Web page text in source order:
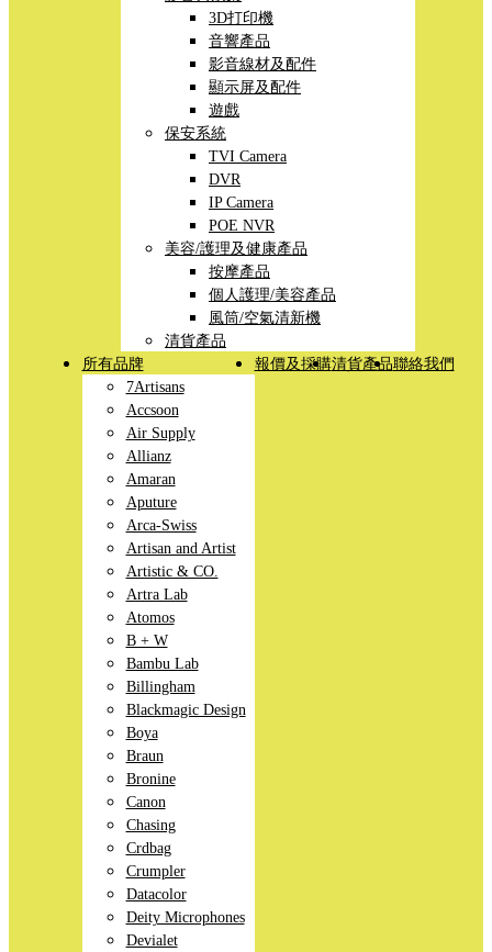
3D打印機
音響產品
影音線材及配件
顯示屏及配件
遊戲
保安系統
TVI Camera
DVR
IP Camera
POE NVR
美容/護理及健康產品
按摩產品
個人護理/美容產品
風筒/空氣清新機
清貨產品
所有品牌
7Artisans
Accsoon
Air Supply
Allianz
Amaran
Aputure
Arca-Swiss
Artisan and Artist
Artistic & CO.
Artra Lab
Atomos
B + W
Bambu Lab
Billingham
Blackmagic Design
Boya
Braun
Bronine
Canon
Chasing
Crdbag
Crumpler
Datacolor
Deity Microphones
Devialet
報價及採購清貨產品聯絡我們